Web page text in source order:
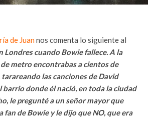
de Juannos comenta lo siguiente al
Londres cuando Bowie fallece. A la
metro encontrabas a cientos de
las canciones de David
barrio donde él nació, en toda la ciudad
le pregunté a un señor mayor que
fan de Bowie y le dijo que NO, que era